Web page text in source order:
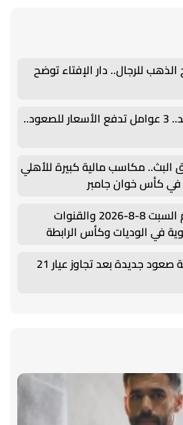
للرجال.. دار الإفتاء توضح
الذهب يلمع من جديد.. 3 عوامل تدفع الأسعار للصعود..
البث.. مكاسب مالية كبيرة للأهلي
كأس خوان جامبر
مواعيد مباريات اليوم السبت 8-8-2026 والقنوات
في الوديات وكأس الرابطة
هل يبدأ الذهب موجة صعود جديدة بعد تجاوز عيار 21